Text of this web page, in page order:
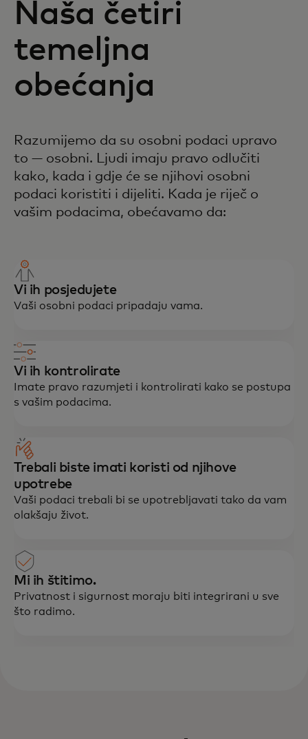
Naša četiri
temeljna
obećanja
Razumijemo da su osobni podaci upravo
to — osobni. Ljudi imaju pravo odlučiti
kako, kada i gdje će se njihovi osobni
podaci koristiti i dijeliti. Kada je riječ o
vašim podacima, obećavamo da:
Vi ih posjedujete
Vaši osobni podaci pripadaju vama.
Vi ih kontrolirate
Imate pravo razumjeti i kontrolirati kako se postupa
s vašim podacima.
Trebali biste imati koristi od njihove
upotrebe
Vaši podaci trebali bi se upotrebljavati tako da vam
olakšaju život.
Mi ih štitimo.
Privatnost i sigurnost moraju biti integrirani u sve
što radimo.